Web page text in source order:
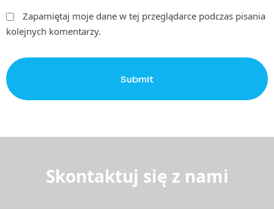
Zapamiętaj moje dane w tej przeglądarce podczas pisania
kolejnych komentarzy.
Submit
Skontaktuj się z nami